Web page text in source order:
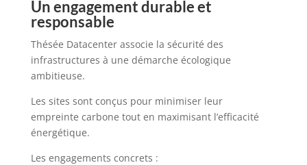
Un engagement durable et
responsable
Thésée Datacenter associe la sécurité des
infrastructures à une démarche écologique
ambitieuse.
Les sites sont conçus pour minimiser leur
empreinte carbone tout en maximisant l’efficacité
énergétique.
Les engagements concrets :